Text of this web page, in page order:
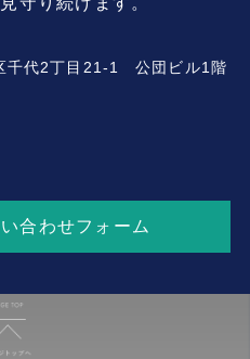
千代2丁目21-1 公団ビル1階
合わせフォーム